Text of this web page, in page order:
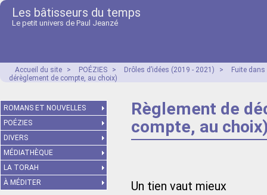
Les bâtisseurs du temps
Le petit univers de Paul Jeanzé
Accueil du site > POÉZIES > Drôles d’idées (2019 - 2021) >
Fuite
dérèglement de compte, au choix)
Règlement de
compte, au
Un tien vaut mieux
ROMANS ET NOUVELLES
POÉZIES
DIVERS
MÉDIATHÈQUE
LA TORAH
À MÉDITER